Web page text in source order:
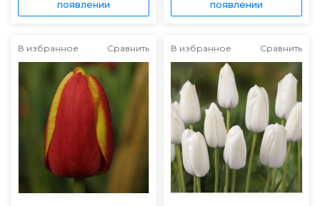
появлении
появлении
В избранное Сравнить В избранное Сравнить